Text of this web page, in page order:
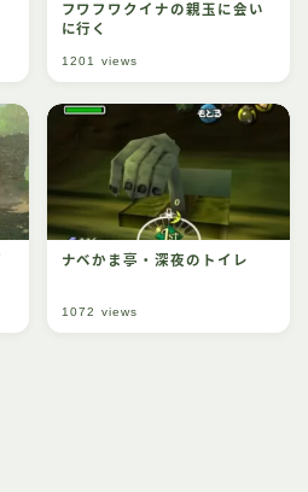
フワフワクイナの親玉に会い
に行く
1201 views
ナベかま亭・深夜のトイレ
1072 views